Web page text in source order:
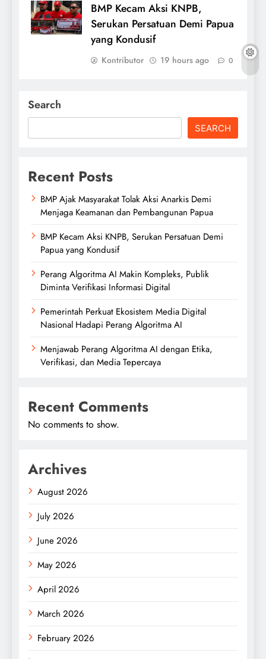
BMP Kecam Aksi KNPB,
Serukan Persatuan Demi Papua
yang Kondusif
Kontributor 19 hours ago 0
Search
SEARCH
Recent Posts
BMP Ajak Masyarakat Tolak Aksi Anarkis Demi
Menjaga Keamanan dan Pembangunan Papua
BMP Kecam Aksi KNPB, Serukan Persatuan Demi
Papua yang Kondusif
Perang Algoritma AI Makin Kompleks, Publik
Diminta Verifikasi Informasi Digital
Pemerintah Perkuat Ekosistem Media Digital
Nasional Hadapi Perang Algoritma AI
Menjawab Perang Algoritma AI dengan Etika,
Verifikasi, dan Media Tepercaya
Recent Comments
No comments to show.
Archives
August 2026
July 2026
June 2026
May 2026
April 2026
March 2026
February 2026